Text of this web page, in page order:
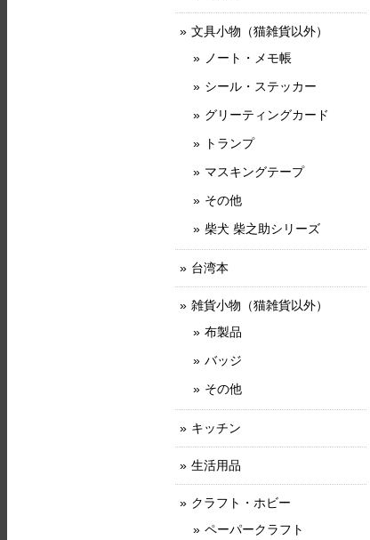
文具小物（猫雑貨以外）
ノート・メモ帳
シール・ステッカー
グリーティングカード
トランプ
マスキングテープ
その他
柴犬 柴之助シリーズ
台湾本
雑貨小物（猫雑貨以外）
布製品
バッジ
その他
キッチン
生活用品
クラフト・ホビー
ペーパークラフト